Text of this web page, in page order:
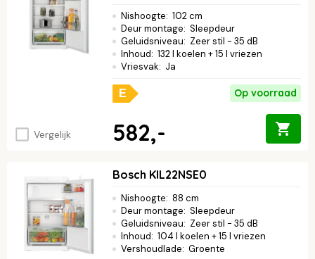
Vergelijk
Nishoogte: 102 cm
Deur montage: Sleepdeur
Geluidsniveau: Zeer stil - 35 dB
Inhoud: 132 l koelen + 15 l vriezen
Vriesvak: Ja
E Op voorraad
582,-
Bosch KIL22NSE0
Nishoogte: 88 cm
Deur montage: Sleepdeur
Geluidsniveau: Zeer stil - 35 dB
Inhoud: 104 l koelen + 15 l vriezen
Vershoudlade: Groente